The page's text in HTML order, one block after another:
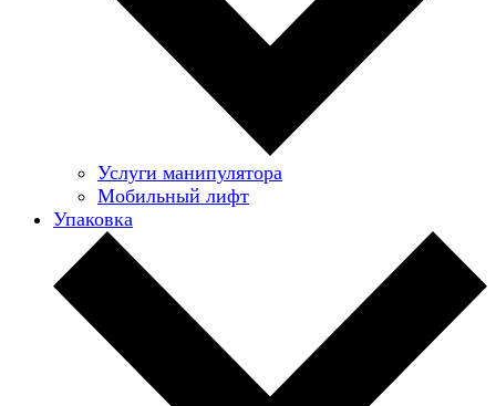
Услуги манипулятора
Мобильный лифт
Упаковка